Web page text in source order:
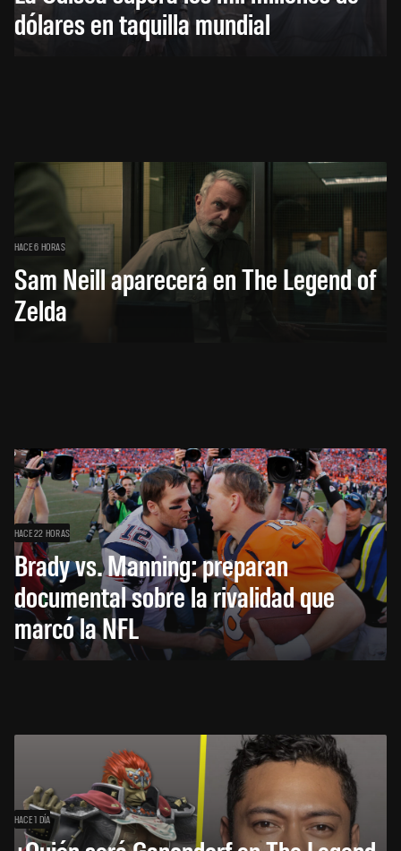
dólares en taquilla mundial
HACE 6 HORAS
Sam Neill aparecerá en The Legend of
Zelda
HACE 22 HORAS
Brady vs. Manning: preparan
documental sobre la rivalidad que
marcó la NFL
HACE 1 DÍA